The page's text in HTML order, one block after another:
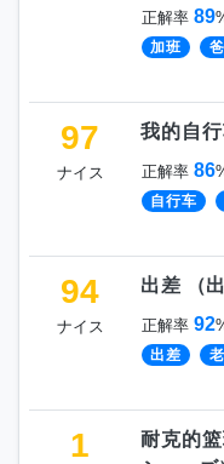
正解率 89
加班
97
ナイス
我的自
正解率 86
自行车
94
ナイス
出差 （
正解率 92
出差
1 耐克的